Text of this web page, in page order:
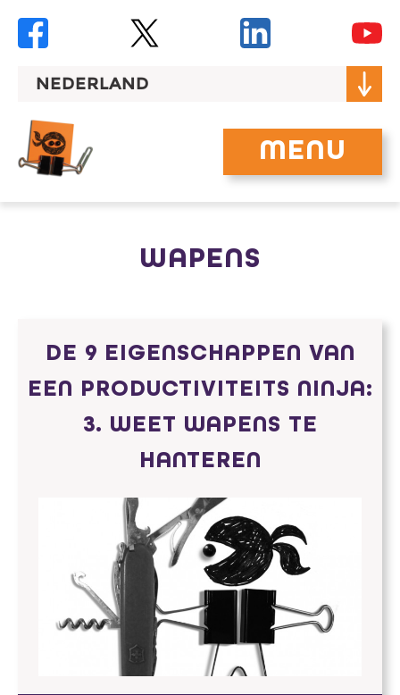
NEDERLAND
MENU
WAPENS
DE 9 EIGENSCHAPPEN VAN
EEN PRODUCTIVITEITS NINJA:
3. WEET WAPENS TE
HANTEREN